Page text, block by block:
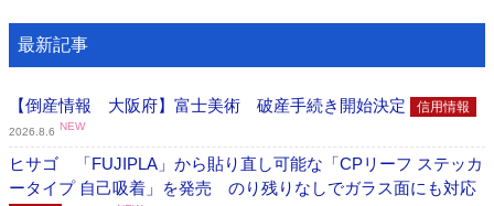
最新記事
【倒産情報 大阪府】富士美術 破産手続き開始決定 信用情報
2026.8.6 NEW
ヒサゴ 「FUJIPLA」から貼り直し可能な「CPリーフ ステッカ
ータイプ 自己吸着」を発売 のり残りなしでガラス面にも対応